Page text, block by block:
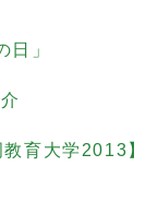
日」
育大学2013】